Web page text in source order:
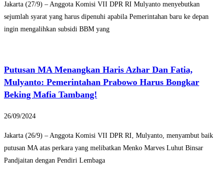
Jakarta (27/9) – Anggota Komisi VII DPR RI Mulyanto menyebutkan
sejumlah syarat yang harus dipenuhi apabila Pemerintahan baru ke depan
ingin mengalihkan subsidi BBM yang
Putusan MA Menangkan Haris Azhar Dan Fatia,
Mulyanto: Pemerintahan Prabowo Harus Bongkar
Beking Mafia Tambang!
26/09/2024
Jakarta (26/9) – Anggota Komisi VII DPR RI, Mulyanto, menyambut baik
putusan MA atas perkara yang melibatkan Menko Marves Luhut Binsar
Pandjaitan dengan Pendiri Lembaga